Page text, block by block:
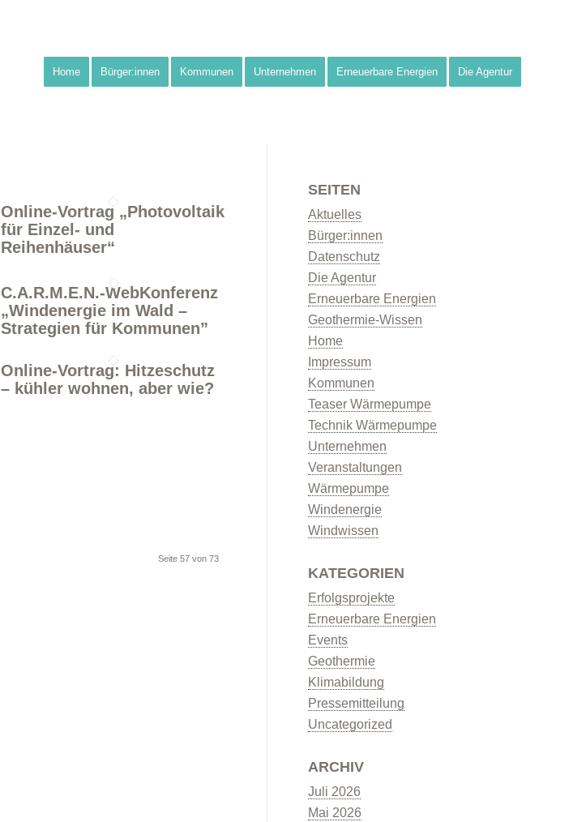
Home Bürger:innen Kommunen Unternehmen Erneuerbare Energien Die Agentur
Online-Vortrag „Photovoltaik
für Einzel- und
Reihenhäuser“
C.A.R.M.E.N.-WebKonferenz
„Windenergie im Wald –
Strategien für Kommunen”
Online-Vortrag: Hitzeschutz
– kühler wohnen, aber wie?
Seite 57 von 73
SEITEN
Aktuelles
Bürger:innen
Datenschutz
Die Agentur
Erneuerbare Energien
Geothermie-Wissen
Home
Impressum
Kommunen
Teaser Wärmepumpe
Technik Wärmepumpe
Unternehmen
Veranstaltungen
Wärmepumpe
Windenergie
Windwissen
KATEGORIEN
Erfolgsprojekte
Erneuerbare Energien
Events
Geothermie
Klimabildung
Pressemitteilung
Uncategorized
ARCHIV
Juli 2026
Mai 2026